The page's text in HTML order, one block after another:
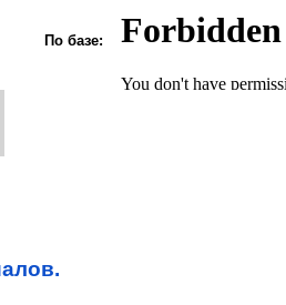
По базе: